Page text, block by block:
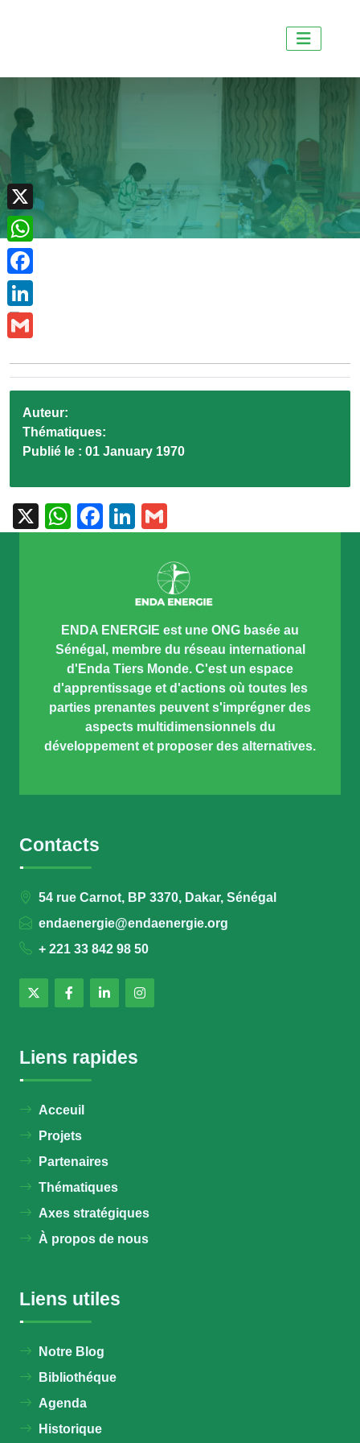
WhatsApp
Auteur:
Thématiques:
Publié le : 01 January 1970
X WhatsAppFacebook
LinkedIn
ENDA ENERGIE est une ONG basée au
Sénégal, membre du réseau international
d'Enda Tiers Monde. C'est un espace
d'apprentissage et d'actions où toutes les
parties prenantes peuvent s'imprégner des
aspects multidimensionnels du
développement et proposer des alternatives.
Contacts
54 rue Carnot, BP 3370, Dakar, Sénégal
endaenergie@endaenergie.org
+ 221 33 842 98 50
Liens rapides
Acceuil
Projets
Partenaires
Thématiques
Axes stratégiques
À propos de nous
Liens utiles
Notre Blog
Bibliothéque
Agenda
Historique